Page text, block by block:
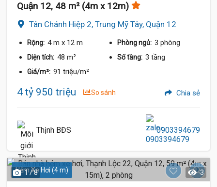
Quận 12, 48 m² (4m x 12m)
Tân Chánh Hiệp 2, Trung Mỹ Tây, Quận 12
Rộng: 4 m x 12 m Phòng ngủ: 3 phòng
Diện tích: 48 m² Số tầng: 3 tầng
Giá/m²: 91 triệu/m²
4 tỷ 950 triệu So sánh Chia sẻ
Thịnh BĐS 0903394679
Hẻm Xe Hơi (4 m)
1 / 8 3